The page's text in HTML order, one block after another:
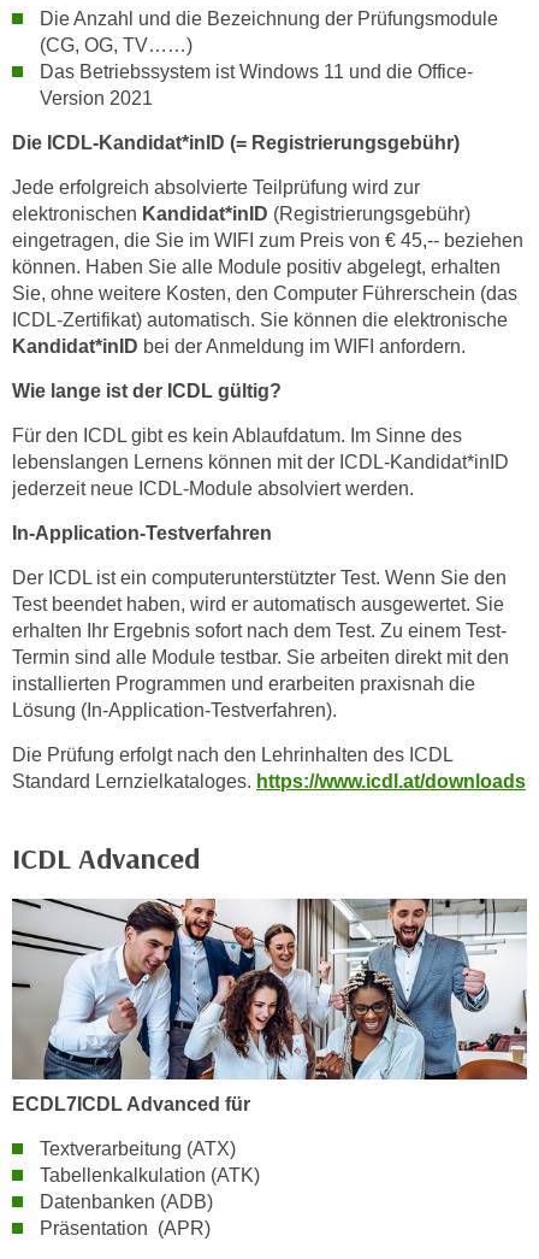
Die Anzahl und die Bezeichnung der Prüfungsmodule
(CG, OG, TV……)
Das Betriebssystem ist Windows 11 und die Office-
Version 2021
Die ICDL-Kandidat*inID (= Registrierungsgebühr)
Jede erfolgreich absolvierte Teilprüfung wird zur
elektronischen Kandidat*inID (Registrierungsgebühr)
eingetragen, die Sie im WIFI zum Preis von € 45,-- beziehen
können. Haben Sie alle Module positiv abgelegt, erhalten
Sie, ohne weitere Kosten, den Computer Führerschein (das
ICDL-Zertifikat) automatisch. Sie können die elektronische
Kandidat*inID bei der Anmeldung im WIFI anfordern.
Wie lange ist der ICDL gültig?
Für den ICDL gibt es kein Ablaufdatum. Im Sinne des
lebenslangen Lernens können mit der ICDL-Kandidat*inID
jederzeit neue ICDL-Module absolviert werden.
In-Application-Testverfahren
Der ICDL ist ein computerunterstützter Test. Wenn Sie den
Test beendet haben, wird er automatisch ausgewertet. Sie
erhalten Ihr Ergebnis sofort nach dem Test. Zu einem Test-
Termin sind alle Module testbar. Sie arbeiten direkt mit den
installierten Programmen und erarbeiten praxisnah die
Lösung (In-Application-Testverfahren).
Die Prüfung erfolgt nach den Lehrinhalten des ICDL
Standard Lernzielkataloges. https://www.icdl.at/downloads
ICDL Advanced
ECDL7ICDL Advanced für
Textverarbeitung (ATX)
Tabellenkalkulation (ATK)
Datenbanken (ADB)
Präsentation (APR)
l
a
h
n
e
n
"
,
m
i
e
C
o
k
e
s
a
z
u
e
n
e